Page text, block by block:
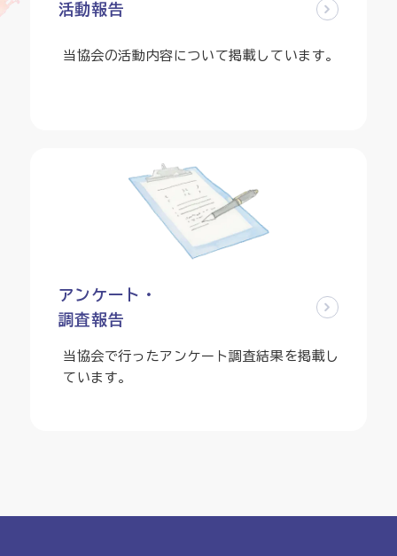
活動報告
当協会の活動内容について掲載しています。
アンケート・
調査報告
当協会で行ったアンケート調査結果を掲載し
ています。